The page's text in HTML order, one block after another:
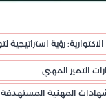
التميز المهني
المهنية المستهدفة